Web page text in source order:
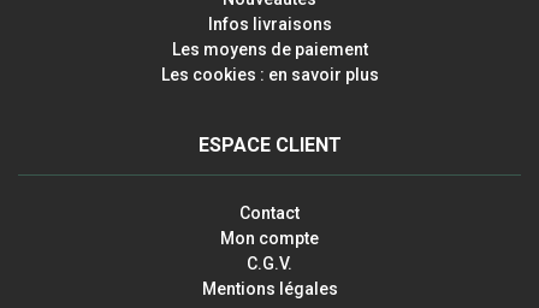
Infos livraisons
Les moyens de paiement
Les cookies : en savoir plus
ESPACE CLIENT
Contact
Mon compte
C.G.V.
Mentions légales